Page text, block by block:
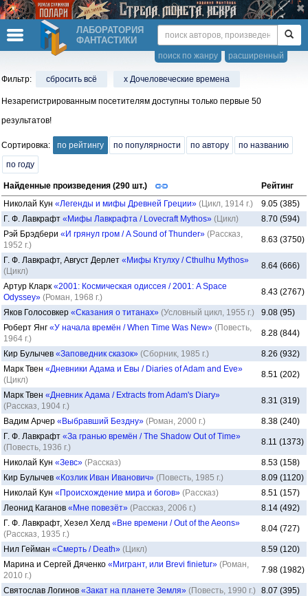
ЛАБОРАТОРИЯ
ФАНТАСТИКИ
расширенный
поиск по жанру
Фильтр: сбросить всё x Дочеловеческие времена
Незарегистрированным посетителям доступны только первые 50
результатов!
Сортировка: по рейтингу по популярности по автору
по названию
по году
Найденные произведения (290 шт.)
Рейтинг
Николай Кун «Легенды и мифы Древней Греции» (Цикл, 1914 г.)
9.05 (385)
Г. Ф. Лавкрафт «Мифы Лавкрафта / Lovecraft Mythos» (Цикл)
8.70 (594)
Рэй Брэдбери «И грянул гром / A Sound of Thunder» (Рассказ,
1952 г.)
8.63 (3750)
Г. Ф. Лавкрафт, Август Дерлет «Мифы Ктулху / Cthulhu Mythos»
(Цикл)
8.64 (666)
Артур Кларк «2001: Космическая одиссея / 2001: A Space
Odyssey» (Роман, 1968 г.)
8.43 (2767)
Яков Голосовкер «Сказания о титанах» (Условный цикл, 1955 г.)
9.08 (95)
Роберт Янг «У начала времён / When Time Was New» (Повесть,
1964 г.)
8.28 (844)
Кир Булычев «Заповедник сказок» (Сборник, 1985 г.)
8.26 (932)
Марк Твен «Дневники Адама и Евы / Diaries of Adam and Eve»
(Цикл)
8.51 (202)
Марк Твен «Дневник Адама / Extracts from Adam's Diary»
(Рассказ, 1904 г.)
8.31 (319)
Вадим Арчер «Выбравший Бездну» (Роман, 2000 г.)
8.38 (240)
Г. Ф. Лавкрафт «За гранью времён / The Shadow Out of Time»
(Повесть, 1936 г.)
8.11 (1373)
Николай Кун «Зевс» (Рассказ)
8.53 (158)
Кир Булычев «Козлик Иван Иванович» (Повесть, 1985 г.)
8.09 (1120)
Николай Кун «Происхождение мира и богов» (Рассказ)
8.51 (157)
Леонид Каганов «Мне повезёт» (Рассказ, 2006 г.)
8.14 (492)
Г. Ф. Лавкрафт, Хезел Хелд «Вне времени / Out of the Aeons»
(Рассказ, 1935 г.)
8.04 (727)
Нил Гейман «Смерть / Death» (Цикл)
8.59 (120)
Марина и Сергей Дяченко «Мигрант, или Brevi finietur» (Роман,
2010 г.)
7.98 (1982)
Святослав Логинов «Закат на планете Земля» (Повесть, 1990 г.) 8.07 (395)